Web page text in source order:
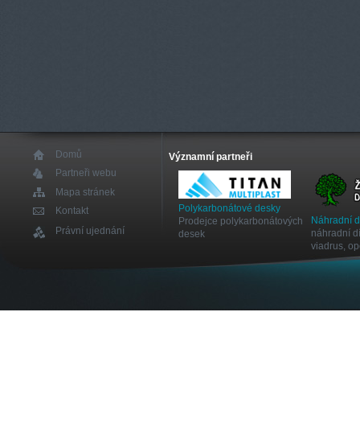
Domů
Partneři webu
Mapa stránek
Kontakt
Právní ujednání
Významní partneři
Polykarbonátové desky
Prodejce polykarbonátových
desek
Náhradní
náhradní
viadrus,